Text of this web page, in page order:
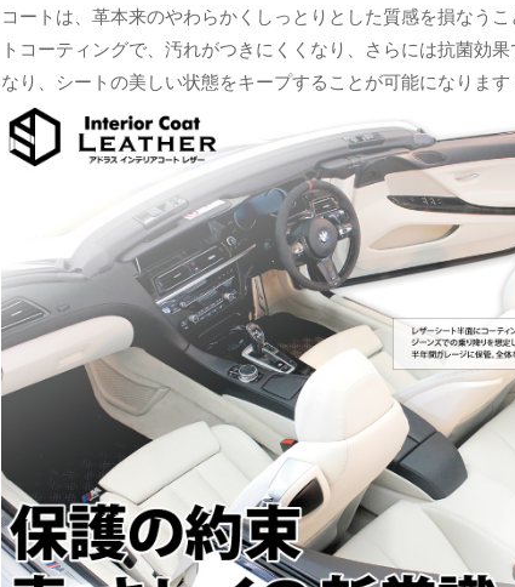
コートは、革本来のやわらかくしっとりとした質感を損なう
トコーティングで、汚れがつきにくくなり、さらには抗菌効
なり、シートの美しい状態をキープすることが可能になります